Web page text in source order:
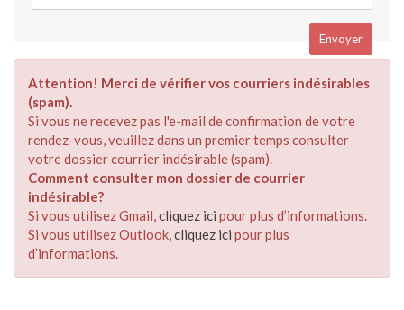
Attention! Merci de vérifier vos courriers indésirables
(spam).
Si vous ne recevez pas l'e-mail de confirmation de votre
rendez-vous, veuillez dans un premier temps consulter
votre dossier courrier indésirable (spam).
Comment consulter mon dossier de courrier
indésirable?
Si vous utilisez Gmail,cliquez ici pour plus d’informations.
Si vous utilisez Outlook,cliquez ici pour plus
d’informations.